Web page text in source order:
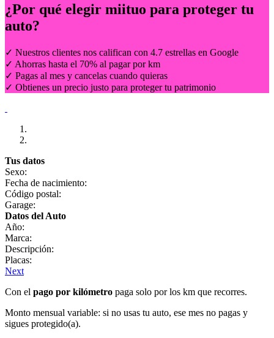
¿Por qué elegir miituo para proteger tu
auto?
✓ Nuestros clientes nos califican con 4.7 estrellas en Google
✓ Ahorras hasta el 70% al pagar por km
✓ Pagas al mes y cancelas cuando quieras
✓ Obtienes un precio justo para proteger tu patrimonio
Tus datos
Sexo:
Fecha de nacimiento:
Código postal:
Garage:
Datos del Auto
Año:
Marca:
Descripción:
Placas:
Next
Con el pago por kilómetro paga solo por los km que recorres.
Monto mensual variable: si no usas tu auto, ese mes no pagas y
sigues protegido(a).